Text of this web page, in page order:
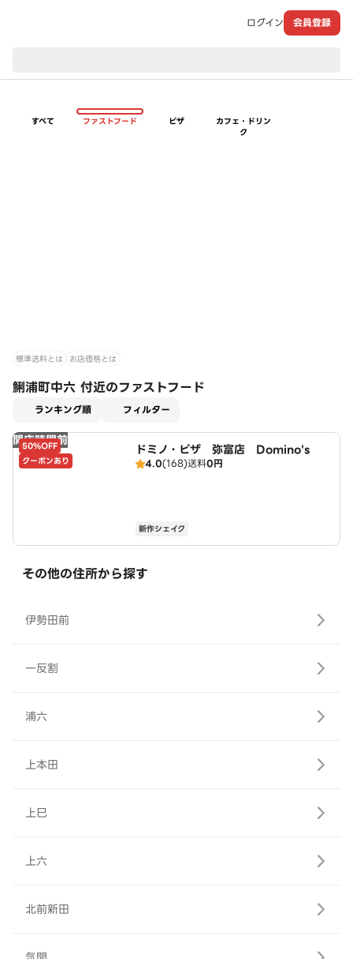
ログイン 会員登録
すべて ファストフード ピザ
カフェ・ドリン
ク
標準送料とは お店価格とは
鯏浦町中六 付近のファストフード
ランキング順 フィルター
開店時間前
50%OFF
クーポンあり
ドミノ・ピザ 弥富店 Domino's
4.0(168)送料0円
新作シェイク
その他の住所から探す
伊勢田前
一反割
浦六
上本田
上巳
上六
北前新田